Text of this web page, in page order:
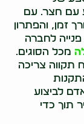
עם חצר. עם
זמן, והפתרון
לחברה
מכל הסוגים.
תקווה צריכה
לביצוע
תוך כדי